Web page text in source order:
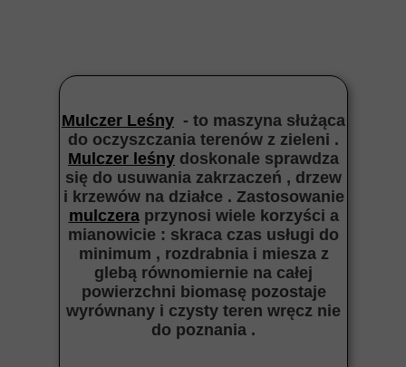
Mulczer Leśny - to maszyna służąca
do oczyszczania terenów z zieleni .
Mulczer leśny doskonale sprawdza
się do usuwania zakrzaczeń , drzew
i krzewów na działce . Zastosowanie
mulczeraprzynosi wiele korzyści a
mianowicie : skraca czas usługi do
minimum , rozdrabnia i miesza z
glebą równomiernie na całej
powierzchni biomasę pozostaje
wyrównany i czysty teren wręcz nie
do poznania .